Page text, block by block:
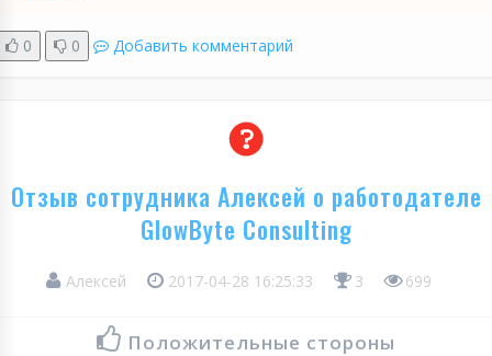
0 0 Добавить комментарий
Отзыв сотрудника Алексей о работодателе
GlowByte Consulting
Алексей 2017-04-28 16:25:33 3 699
Положительные стороны